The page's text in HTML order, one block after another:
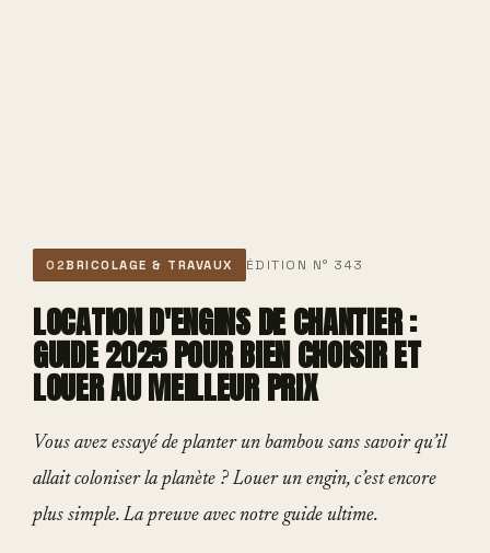
02BRICOLAGE & TRAVAUX ÉDITION N° 343
LOCATION D'ENGINS DE CHANTIER :
GUIDE 2025 POUR BIEN CHOISIR ET
LOUER AU MEILLEUR PRIX
Vous avez essayé de planter un bambou sans savoir qu’il
allait coloniser la planète ? Louer un engin, c’est encore
plus simple. La preuve avec notre guide ultime.